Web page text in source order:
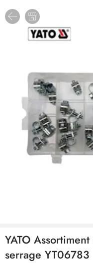
YATO
serrage YT06783